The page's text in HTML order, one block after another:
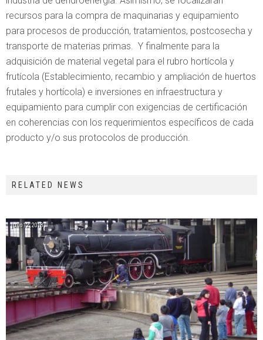
recursos para la compra de maquinarias y equipamiento
para procesos de producción, tratamientos, postcosecha y
transporte de materias primas. Y finalmente para la
adquisición de material vegetal para el rubro hortícola y
frutícola (Establecimiento, recambio y ampliación de huertos
frutales y hortícola) e inversiones en infraestructura y
equipamiento para cumplir con exigencias de certificación
en coherencias con los requerimientos específicos de cada
producto y/o sus protocolos de producción.
RELATED NEWS
julio 12, 2018